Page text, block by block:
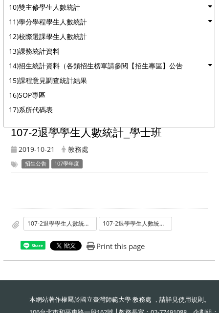
10)雙主修學生人數統計
11)學分學程學生人數統計
12)校際選課學生人數統計
13)課務統計資料
14)招生統計資料（各類招生榜單請參閱【招生專區】公告
15)課程意見調查統計結果
16)SOP專區
17)系所代碼表
107-2退學學生人數統計_學士班
2019-10-21 教務處
招生公告 107學年度
107-2退學學生人數統計_學士班 107-2退學學生人數統計_學士班
Share Print this page
本網站著作權屬於國立臺灣師範大學 教務處 ，請詳見使用規則。